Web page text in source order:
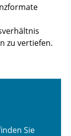
zu vertiefen.
Sie